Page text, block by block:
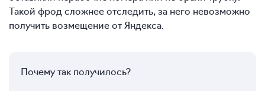
Такой фрод сложнее отследить, за него невозможно
получить возмещение от Яндекса.
Почему так получилось?